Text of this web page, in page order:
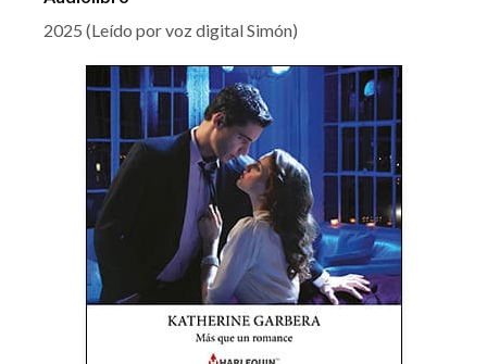
2025 (Leído por voz digital Simón)